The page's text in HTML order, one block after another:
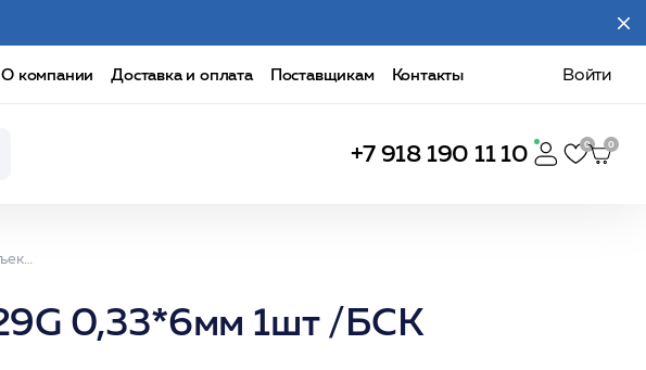
О компании Доставка и оплата Поставщикам Контакты Войти
+7 918 190 11 10
Иглы для мезотерапии и микроинъекций 29G 0,33*6мм 1шт /БСК
0,33*6мм 1шт /БСК